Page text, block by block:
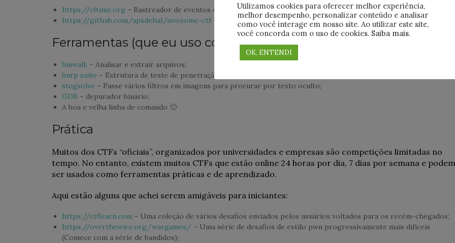
https://cftime.org – Rastreador de eventos da CTF;
https://github.com/apsdehal/awesome-ctf– Lista abrangente de ferramentas e leitura adicional;
Ferramentas (que eu uso com frequência)
binwalk – Analisar e extrair arquivos;
burp suite – Estrutura de teste de penetração da web repleta de recursos;
stegsolve – Passe vários filtros em imagens para procurar por texto oculto;
GDB – depurador binário;
A boa e velha linha de comando 🙂
Prática
Muitos dos CTFs “oficiais”, organizados por universidades e empresas são competições limitadas no
tempo. No entanto, existem muitos CTFs que estão online 24 horas por dia, 7 dias por semana e podem
ser usados ​​como ferramentas práticas e de aprendizado.
Aqui estão alguns que achei serem amigáveis ​​para iniciantes:
https://ctflearn.com – Uma coleção de vários desafios enviados pelos usuários voltados para os recém-chegados;
https://overthewire.org/wargames/ – Uma série de desafios de estilo pwn progressivamente mais difíceis
(Comece com a série de bandidos);
Utilizamos cookies para oferecer melhor experiência,
melhor desempenho, personalizar conteúdo e analisar
como você interage em nosso site. Ao utilizar este site,
você concorda com o uso de cookies. Saiba mais.
OK, ENTENDI